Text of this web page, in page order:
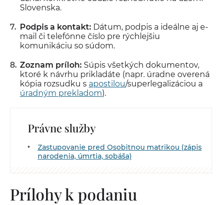
Slovenska.
Podpis a kontakt: Dátum, podpis a ideálne aj e-
mail či telefónne číslo pre rýchlejšiu
komunikáciu so súdom.
Zoznam príloh: Súpis všetkých dokumentov,
ktoré k návrhu prikladáte (napr. úradne overená
kópia rozsudku s apostilou/superlegalizáciou a
úradným prekladom).
Právne služby
Zastupovanie pred Osobitnou matrikou (zápis
narodenia, úmrtia, sobáša)
Prílohy k podaniu